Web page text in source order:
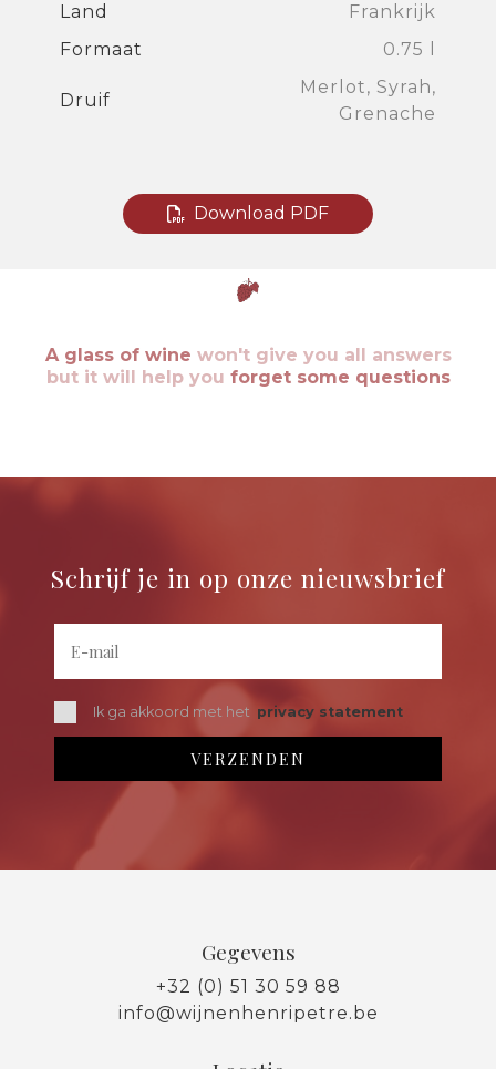
Land
Frankrijk
Formaat
0.75 l
Druif
Merlot, Syrah,
Grenache
Download PDF
A glass of wine won't give you all answers
but it will help you forget some questions
Schrijf je in op onze nieuwsbrief
Ik ga akkoord met het privacy statement
Gegevens
+32 (0) 51 30 59 88
info@wijnenhenripetre.be